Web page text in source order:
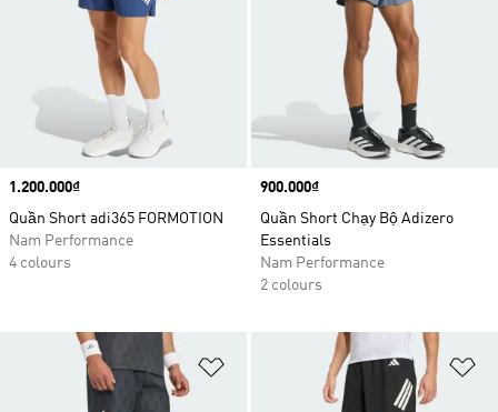
Price
1.200.000₫
Quần Short adi365 FORMOTION
Nam Performance
4 colours
Price
900.000₫
Quần Short Chạy Bộ Adizero
Essentials
Nam Performance
2 colours
Add to Wishlist